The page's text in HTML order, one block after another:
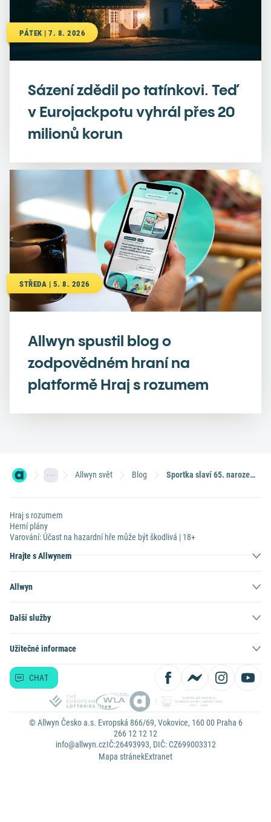
PÁTEK | 7. 8. 2026
Sázení zdědil po tatínkovi. Teď
v Eurojackpotu vyhrál přes 20
milionů korun
STŘEDA | 5. 8. 2026
Allwyn spustil blog o
zodpovědném hraní na
platformě Hraj s rozumem
Allwyn svět Blog Sportka slaví 65. narozeniny. Vyhrajete dneska večer skoro 100 milionů právě vy?
Hraj s rozumem
Herní plány
Varování: Účast na hazardní hře může být škodlivá | 18+
Hrajte s Allwynem
Allwyn
Další služby
Užitečné informace
CHAT
© Allwyn Česko a.s. Evropská 866/69, Vokovice, 160 00 Praha 6
266 12 12 12
info@allwyn.czIČ:26493993, DIČ: CZ699003312
Mapa stránekExtranet